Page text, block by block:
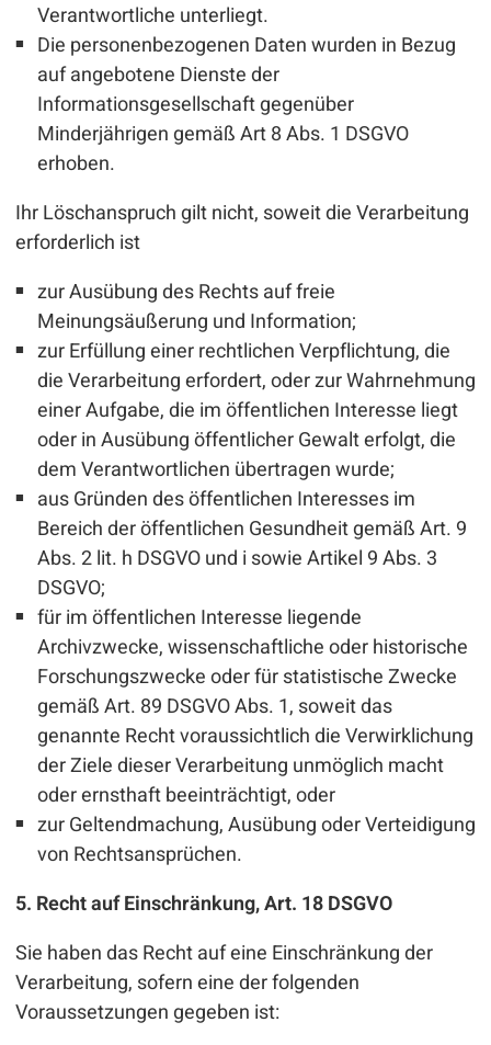
Verantwortliche unterliegt.
Die personenbezogenen Daten wurden in Bezug
auf angebotene Dienste der
Informationsgesellschaft gegenüber
Minderjährigen gemäß Art 8 Abs. 1 DSGVO
erhoben.
Ihr Löschanspruch gilt nicht, soweit die Verarbeitung
erforderlich ist
zur Ausübung des Rechts auf freie
Meinungsäußerung und Information;
zur Erfüllung einer rechtlichen Verpflichtung, die
die Verarbeitung erfordert, oder zur Wahrnehmung
einer Aufgabe, die im öffentlichen Interesse liegt
oder in Ausübung öffentlicher Gewalt erfolgt, die
dem Verantwortlichen übertragen wurde;
aus Gründen des öffentlichen Interesses im
Bereich der öffentlichen Gesundheit gemäß Art. 9
Abs. 2 lit. h DSGVO und i sowie Artikel 9 Abs. 3
DSGVO;
für im öffentlichen Interesse liegende
Archivzwecke, wissenschaftliche oder historische
Forschungszwecke oder für statistische Zwecke
gemäß Art. 89 DSGVO Abs. 1, soweit das
genannte Recht voraussichtlich die Verwirklichung
der Ziele dieser Verarbeitung unmöglich macht
oder ernsthaft beeinträchtigt, oder
zur Geltendmachung, Ausübung oder Verteidigung
von Rechtsansprüchen.
5. Recht auf Einschränkung, Art. 18 DSGVO
Sie haben das Recht auf eine Einschränkung der
Verarbeitung, sofern eine der folgenden
Voraussetzungen gegeben ist: